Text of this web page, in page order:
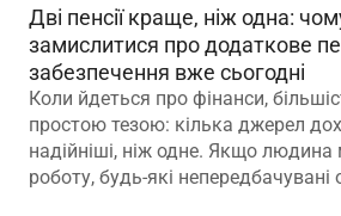
Дві пенсії краще, ніж одна:
замислитися про додаткове
забезпечення вже сьогодні
Коли йдеться про фінанси,
простою тезою: кілька джерел
надійніші, ніж одне. Якщо
роботу, будь-які непередбачувані